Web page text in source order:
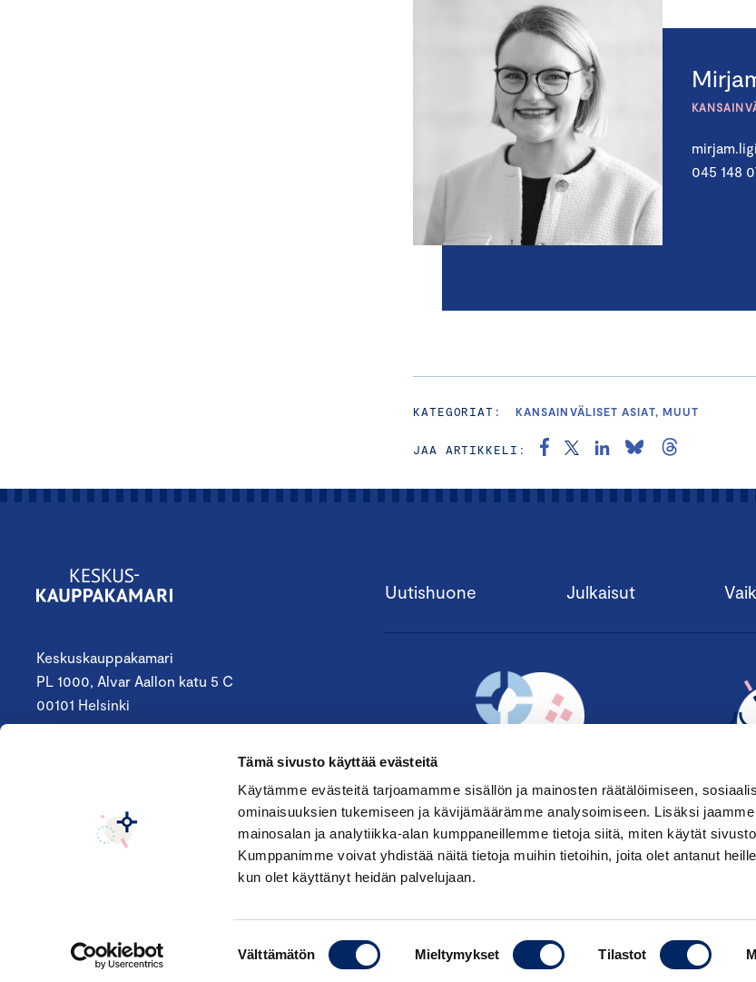
Tämä sivusto käyttää evästeitä
Käytämme evästeitä tarjoamamme sisällön ja mainosten räätälöimiseen,
ominaisuuksien tukemiseen ja kävijämäärämme analysoimiseen. Lisäksi
mainosalan ja analytiikka-alan kumppaneillemme tietoja siitä, miten käytät
Kumppanimme voivat yhdistää näitä tietoja muihin tietoihin, joita olet antanut
kun olet käyttänyt heidän palvelujaan.
Välttämätön Mieltymykset Tilastot
045 148
KATEGORIAT: KANSAINVÄLISET ASIAT, MUUT
JAA ARTIKKELI:
Keskuskauppakamari
PL 1000, Alvar Aallon katu 5 C
00101 Helsinki
keskuskauppakamari@chamber.fi
Seuraa meitä:
Uutishuone Julkaisut
TILAA UUTISKIRJE ›
© Keskuskauppakamari 2026 Saavutettavuusseloste